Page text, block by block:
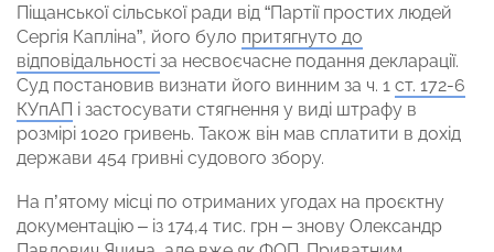
Піщанської сільської ради від “Партії простих людей
Сергія Капліна”, його було притягнуто до
відповідальності за несвоєчасне подання декларації.
Суд постановив визнати його винним за ч. 1 ст. 172-6
КУпАП і застосувати стягнення у виді штрафу в
розмірі 1020 гривень. Також він мав сплатити в дохід
держави 454 гривні судового збору.
На п’ятому місці по отриманих угодах на проєктну
документацію – із 174,4 тис. грн – знову Олександр